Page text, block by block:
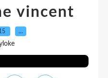
vincent
…